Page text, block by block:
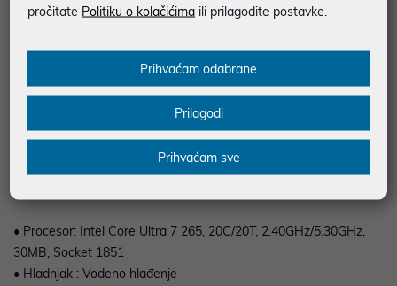
• GTA V: 140–200+ FPS (1080p Very High) / 110–170 FPS (1440p
• Napomena: Navedeni FPS je informativan i može varirati ovisno
nadogradnjama. Ray Tracing, DLSS, FSR ili XeSS (ovisno o
• Procesor: Intel Core Ultra 7 265, 20C/20T, 2.40GHz/5.30GHz,
30MB, Socket 1851
• Hladnjak : Vodeno hlađenje
pročitate Politiku o kolačićima ili prilagodite postavke.
Prihvaćam odabrane
Prilagodi
Prihvaćam sve